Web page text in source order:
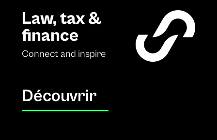
Law, tax &
finance
Connect and inspire
Découvrir